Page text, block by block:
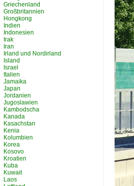
Griechenland
Großbritannien
Hongkong
Indien
Indonesien
Irak
Iran
Irland und Nordirland
Island
Israel
Italien
Jamaika
Japan
Jordanien
Jugoslawien
Kambodscha
Kanada
Kasachstan
Kenia
Kolumbien
Korea
Kosovo
Kroatien
Kuba
Kuwait
Laos